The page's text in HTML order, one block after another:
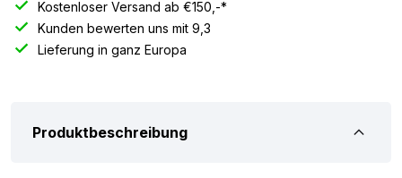
Kostenloser Versand ab €150,-*
Kunden bewerten uns mit 9,3
Lieferung in ganz Europa
Produktbeschreibung